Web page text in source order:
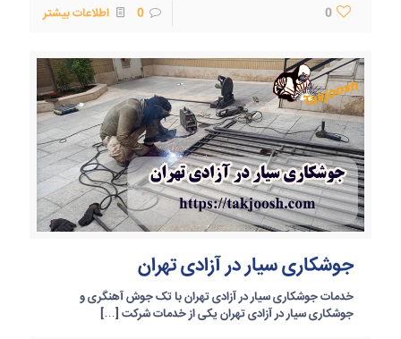
0
0 اطلاعات بیشتر
جوشکاری سیار در آزادی تهران
خدمات جوشکاری سیار در آزادی تهران با تک جوش آهنگری و
جوشکاری سیار در آزادی تهران یکی از خدمات شرکت […]